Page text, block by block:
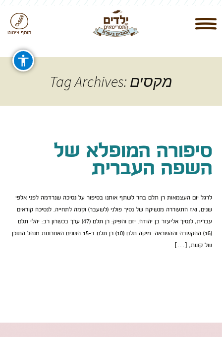
הוסף ציטוט
Tag Archives: מקסים
סיפורה המופלא של
השפה העברית
לרגל יום העצמאות רן תלם בחר לשתף אותנו בסיפור על נסיכה שנרדמה לפני אלפי
שנים, ואז התעוררה מנשיקה של נסיך פולני (לשעבר) וקמה לתחייה. לנסיכה קוראים
עברית, לנסיך אליעזר בן יהודה. יזם והפיק: רן תלם (47) ערך בכשרון רב: יהלי תלם
(16) ההקשבה וההשראה: מיקה תלם (10) רן תלם ב-15 השנים האחרונות מנהל התוכן
של קשת, […]